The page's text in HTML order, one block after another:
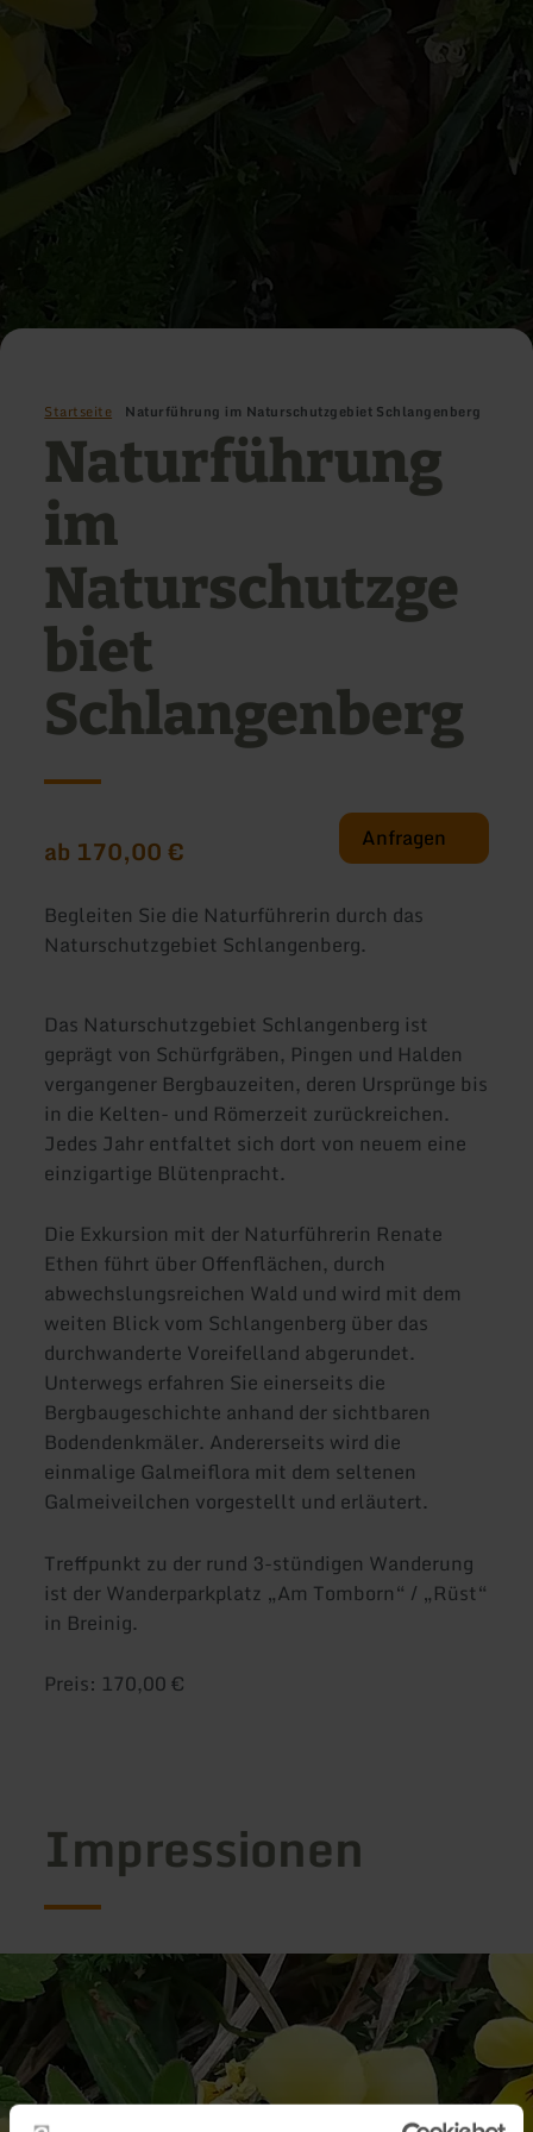
Startseite Naturführung im Naturschutzgebiet Schlangenberg
Naturführung
im
Naturschutzge
biet
Schlangenberg
ab 170,00 € Anfragen
Begleiten Sie die Naturführerin durch das
Naturschutzgebiet Schlangenberg.
Das Naturschutzgebiet Schlangenberg ist
geprägt von Schürfgräben, Pingen und Halden
vergangener Bergbauzeiten, deren Ursprünge bis
in die Kelten- und Römerzeit zurückreichen.
Jedes Jahr entfaltet sich dort von neuem eine
einzigartige Blütenpracht.
Die Exkursion mit der Naturführerin Renate
Ethen führt über Offenflächen, durch
abwechslungsreichen Wald und wird mit dem
weiten Blick vom Schlangenberg über das
durchwanderte Voreifelland abgerundet.
Unterwegs erfahren Sie einerseits die
Bergbaugeschichte anhand der sichtbaren
Bodendenkmäler. Andererseits wird die
einmalige Galmeiflora mit dem seltenen
Galmeiveilchen vorgestellt und erläutert.
Treffpunkt zu der rund 3-stündigen Wanderung
ist der Wanderparkplatz „Am Tomborn“ / „Rüst“
in Breinig.
Preis: 170,00 €
Impressionen